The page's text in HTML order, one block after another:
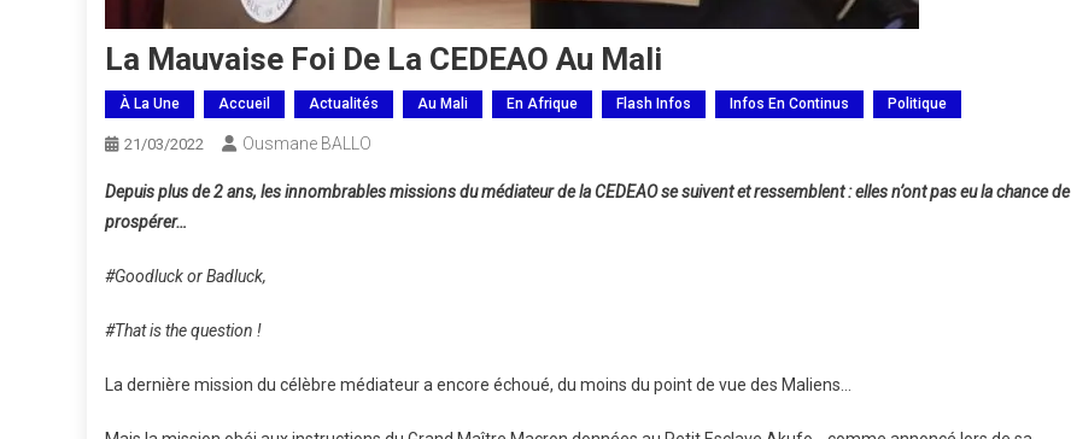
La Mauvaise Foi De La CEDEAO Au Mali
À La Une Accueil Actualités Au Mali En Afrique Flash Infos Infos En Continus Politique
21/03/2022 Ousmane BALLO
Depuis plus de 2 ans, les innombrables missions du médiateur de la CEDEAO se suivent et ressemblent : elles n’ont pas eu la chance de
prospérer…
#Goodluck or Badluck,
#That is the question !
La dernière mission du célèbre médiateur a encore échoué, du moins du point de vue des Maliens…